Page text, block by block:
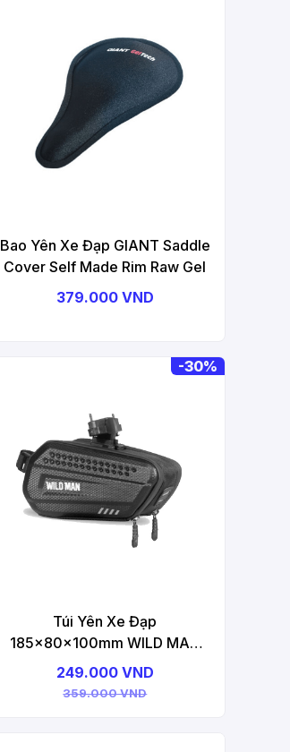
Bao Yên Xe Đạp GIANT Saddle
Cover Self Made Rim Raw Gel
379.000 VND
-30%
Túi Yên Xe Đạp
185x80x100mm WILD MAN
WM01 Bicycle Saddle Bag
249.000 VND
359.000 VND